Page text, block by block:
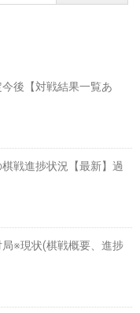
後【対戦結果一覧あ
戦進捗状況【最新】過
※現状(棋戦概要、進捗